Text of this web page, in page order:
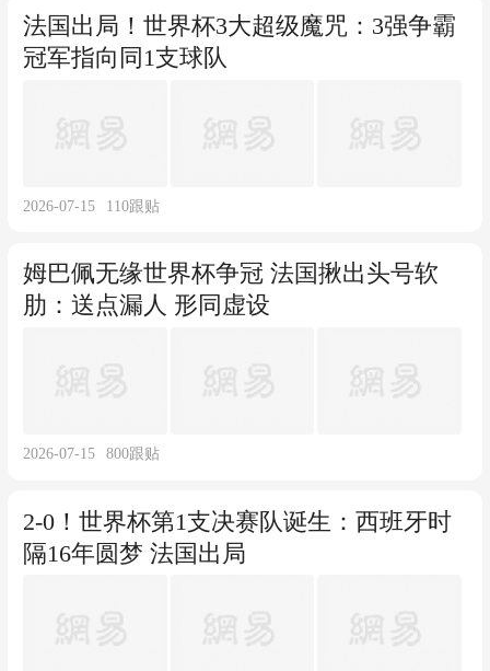
法国出局！世界杯3大超级魔咒：3强争霸
冠军指向同1支球队
2026-07-15 110跟贴
姆巴佩无缘世界杯争冠 法国揪出头号软
肋：送点漏人 形同虚设
2026-07-15 800跟贴
2-0！世界杯第1支决赛队诞生：西班牙时
隔16年圆梦 法国出局